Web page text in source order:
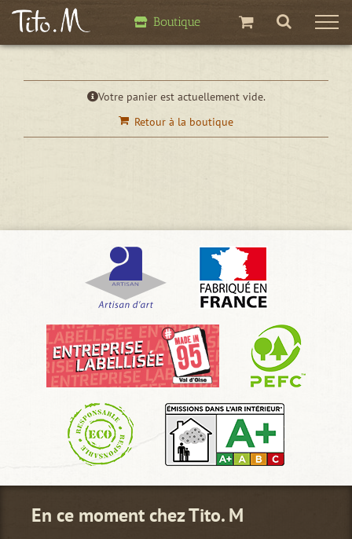
Passer
Boutique
Votre panier est actuellement vide.
Retour à la boutique
En ce moment chez Tito. M